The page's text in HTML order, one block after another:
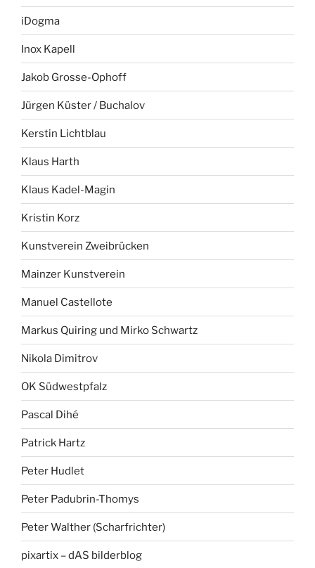
iDogma
Inox Kapell
Jakob Grosse-Ophoff
Jürgen Küster / Buchalov
Kerstin Lichtblau
Klaus Harth
Klaus Kadel-Magin
Kristin Korz
Kunstverein Zweibrücken
Mainzer Kunstverein
Manuel Castellote
Markus Quiring und Mirko Schwartz
Nikola Dimitrov
OK Südwestpfalz
Pascal Dihé
Patrick Hartz
Peter Hudlet
Peter Padubrin-Thomys
Peter Walther (Scharfrichter)
pixartix – dAS bilderblog